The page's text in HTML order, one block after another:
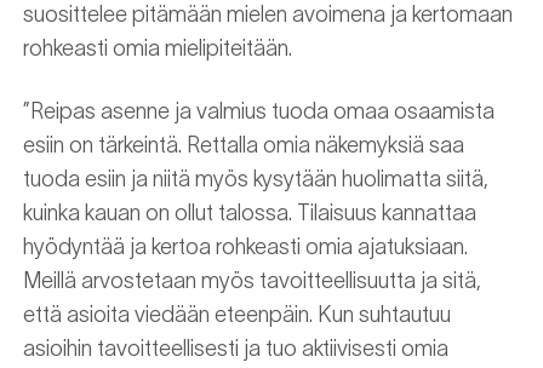
suosittelee pitämään mielen avoimena ja kertomaan
rohkeasti omia mielipiteitään.
”Reipas asenne ja valmius tuoda omaa osaamista
esiin on tärkeintä. Rettalla omia näkemyksiä saa
tuoda esiin ja niitä myös kysytään huolimatta siitä,
kuinka kauan on ollut talossa. Tilaisuus kannattaa
hyödyntää ja kertoa rohkeasti omia ajatuksiaan.
Meillä arvostetaan myös tavoitteellisuutta ja sitä,
että asioita viedään eteenpäin. Kun suhtautuu
asioihin tavoitteellisesti ja tuo aktiivisesti omia